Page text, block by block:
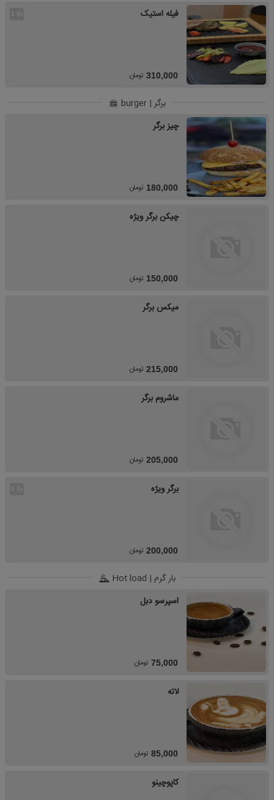
1 فیله استیک
310,000 تومان
برگر | burger
چیز برگر
180,000 تومان
چیکن برگر ویژه
150,000 تومان
میکس برگر
215,000 تومان
ماشروم برگر
205,000 تومان
1 برگر ویژه
200,000 تومان
بار گرم | Hot load
اسپرسو دبل
75,000 تومان
لاته
85,000 تومان
کاپوچینو